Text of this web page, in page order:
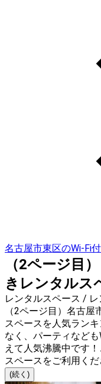
名古屋市東区のWi-Fi
（2ページ目
きレンタルス
レンタルスペース /
（2ページ目）名古
スペースを人気ラン
なく、パーティなど
えて人気沸騰中です
スペースをご利用くだ
(続く)